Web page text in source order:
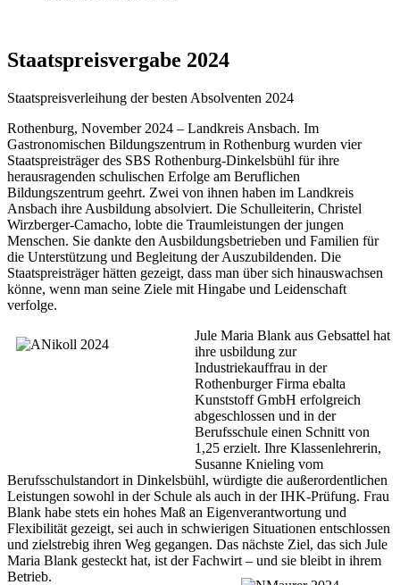
Staatspreisvergabe 2024
Staatspreisverleihung der besten Absolventen 2024
Rothenburg, November 2024 – Landkreis Ansbach. Im
Gastronomischen Bildungszentrum in Rothenburg wurden vier
Staatspreisträger des SBS Rothenburg-Dinkelsbühl für ihre
herausragenden schulischen Erfolge am Beruflichen
Bildungszentrum geehrt. Zwei von ihnen haben im Landkreis
Ansbach ihre Ausbildung absolviert. Die Schulleiterin, Christel
Wirzberger-Camacho, lobte die Traumleistungen der jungen
Menschen. Sie dankte den Ausbildungsbetrieben und Familien für
die Unterstützung und Begleitung der Auszubildenden. Die
Staatspreisträger hätten gezeigt, dass man über sich hinauswachsen
könne, wenn man seine Ziele mit Hingabe und Leidenschaft
verfolge.
Jule Maria Blank aus Gebsattel hat
ihre usbildung zur
Industriekauffrau in der
Rothenburger Firma ebalta
Kunststoff GmbH erfolgreich
abgeschlossen und in der
Berufsschule einen Schnitt von
1,25 erzielt. Ihre Klassenlehrerin,
Susanne Knieling vom
Berufsschulstandort in Dinkelsbühl, würdigte die außerordentlichen
Leistungen sowohl in der Schule als auch in der IHK-Prüfung. Frau
Blank habe stets ein hohes Maß an Eigenverantwortung und
Flexibilität gezeigt, sei auch in schwierigen Situationen entschlossen
und zielstrebig ihren Weg gegangen. Das nächste Ziel, das sich Jule
Maria Blank gesteckt hat, ist der Fachwirt – und sie bleibt in ihrem
Betrieb.